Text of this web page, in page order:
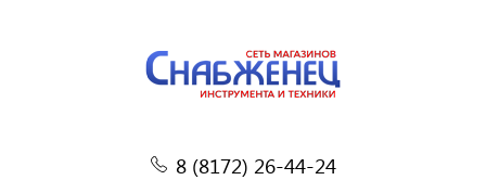
8 (8172) 26-44-24